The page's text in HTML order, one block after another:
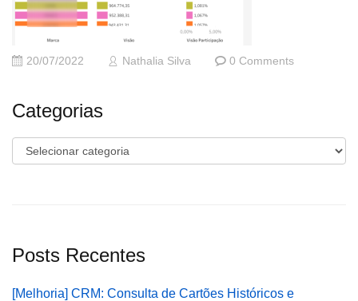
20/07/2022 Nathalia Silva 0 Comments
Categorias
Categorias
Posts Recentes
[Melhoria] CRM: Consulta de Cartões Históricos e